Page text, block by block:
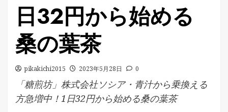
日32円から始める
桑の葉茶
pikakichi2015 2023年5月28日 0
「糖煎坊」株式会社ソシア・青汁から乗換える
方急増中！1日32円から始める桑の葉茶